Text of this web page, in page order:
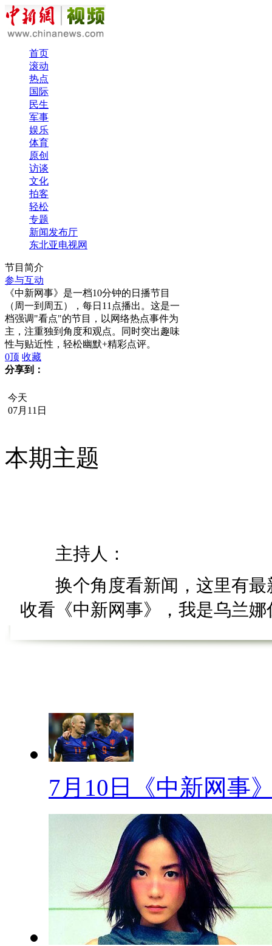
首页
滚动
热点
国际
民生
军事
娱乐
体育
原创
访谈
文化
拍客
轻松
专题
新闻发布厅
东北亚电视网
节目简介
参与互动
《中新网事》是一档10分钟的日播节目
（周一到周五），每日11点播出。这是一
档强调"看点"的节目，以网络热点事件为
主，注重独到角度和观点。同时突出趣味
性与贴近性，轻松幽默+精彩点评。
0顶 收藏
分享到：
今天
07月11日
本期主题
主持人：
换个角度看新闻，这里有最
收看《中新网事》，我是乌兰
【口播】这几天，关于大妈
别多，娜仁就跟同事讨论，为
过去的大妈们茶余饭后都做些
么样呢？为了解开这个谜团，
分析大妈们的美好时代。
【解说】佐餐小菜 片花 (字
响，从而跟从大众的思想或行
众所同意的，将自己的意见默
(转场)如今各种大妈街头跳
7月10日《中新网事